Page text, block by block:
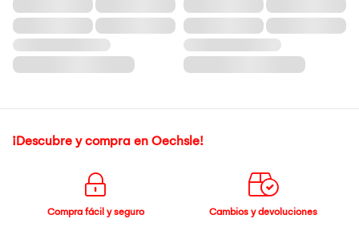
¡Descubre y compra en Oechsle!
Compra fácil y seguro
Cambios y devoluciones